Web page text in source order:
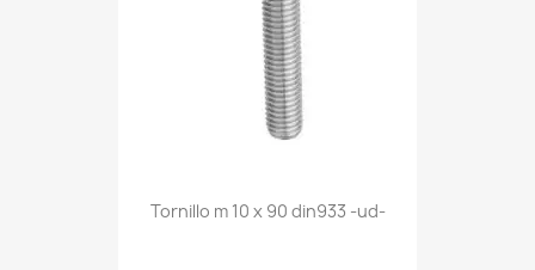
Tornillo m 10 x 90 din933 -ud-